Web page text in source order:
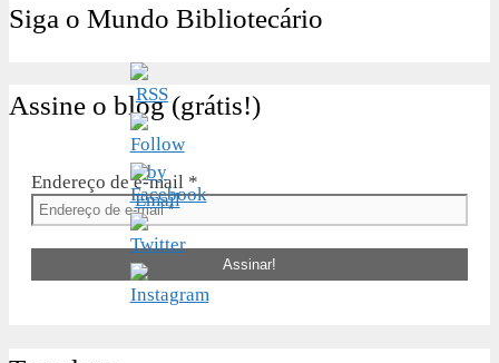
Siga o Mundo Bibliotecário
Assine o blog (grátis!)
Endereço de e-mail *